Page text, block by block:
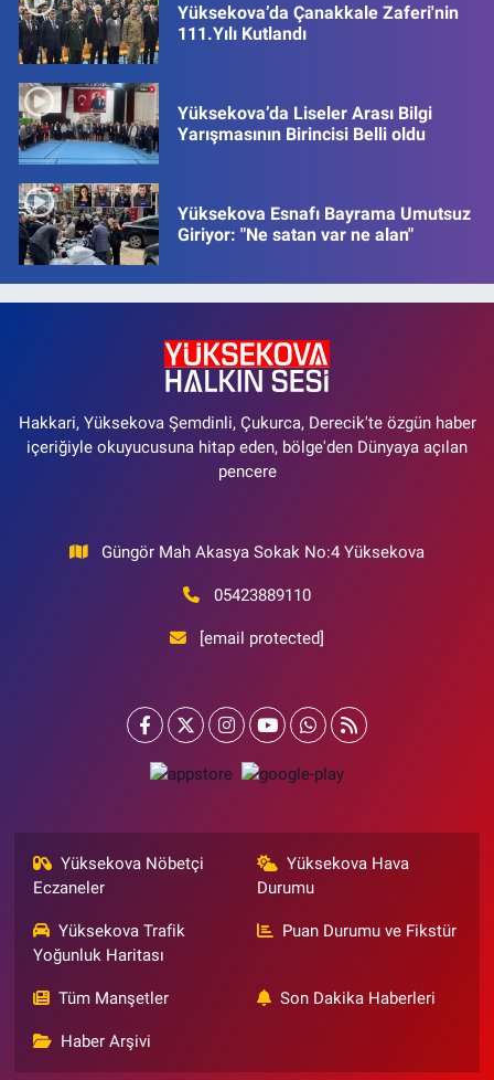
Yüksekova’da Çanakkale Zaferi'nin
111.Yılı Kutlandı
Yüksekova’da Liseler Arası Bilgi
Yarışmasının Birincisi Belli oldu
Yüksekova Esnafı Bayrama Umutsuz
Giriyor: "Ne satan var ne alan"
Hakkari, Yüksekova Şemdinli, Çukurca, Derecik'te özgün haber
içeriğiyle okuyucusuna hitap eden, bölge'den Dünyaya açılan
pencere
Güngör Mah Akasya Sokak No:4 Yüksekova
05423889110
[email protected]
Yüksekova Nöbetçi
Eczaneler
Yüksekova Hava
Durumu
Yüksekova Trafik
Yoğunluk Haritası
Puan Durumu ve Fikstür
Tüm Manşetler Son Dakika Haberleri
Haber Arşivi